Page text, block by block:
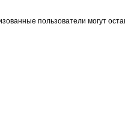
пользователи могут